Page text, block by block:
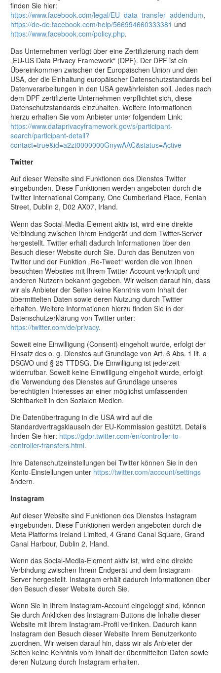
finden Sie hier:
https://www.facebook.com/legal/EU_data_transfer_addendum,
https://de-de.facebook.com/help/566994660333381 und
https://www.facebook.com/policy.php.
Das Unternehmen verfügt über eine Zertifizierung nach dem
„EU-US Data Privacy Framework“ (DPF). Der DPF ist ein
Übereinkommen zwischen der Europäischen Union und den
USA, der die Einhaltung europäischer Datenschutzstandards bei
Datenverarbeitungen in den USA gewährleisten soll. Jedes nach
dem DPF zertifizierte Unternehmen verpflichtet sich, diese
Datenschutzstandards einzuhalten. Weitere Informationen
hierzu erhalten Sie vom Anbieter unter folgendem Link:
https://www.dataprivacyframework.gov/s/participant-
search/participant-detail?
contact=true&id=a2zt0000000GnywAAC&status=Active
Twitter
Auf dieser Website sind Funktionen des Dienstes Twitter
eingebunden. Diese Funktionen werden angeboten durch die
Twitter International Company, One Cumberland Place, Fenian
Street, Dublin 2, D02 AX07, Irland.
Wenn das Social-Media-Element aktiv ist, wird eine direkte
Verbindung zwischen Ihrem Endgerät und dem Twitter-Server
hergestellt. Twitter erhält dadurch Informationen über den
Besuch dieser Website durch Sie. Durch das Benutzen von
Twitter und der Funktion „Re-Tweet“ werden die von Ihnen
besuchten Websites mit Ihrem Twitter-Account verknüpft und
anderen Nutzern bekannt gegeben. Wir weisen darauf hin, dass
wir als Anbieter der Seiten keine Kenntnis vom Inhalt der
übermittelten Daten sowie deren Nutzung durch Twitter
erhalten. Weitere Informationen hierzu finden Sie in der
Datenschutzerklärung von Twitter unter:
https://twitter.com/de/privacy.
Soweit eine Einwilligung (Consent) eingeholt wurde, erfolgt der
Einsatz des o. g. Dienstes auf Grundlage von Art. 6 Abs. 1 lit. a
DSGVO und § 25 TTDSG. Die Einwilligung ist jederzeit
widerrufbar. Soweit keine Einwilligung eingeholt wurde, erfolgt
die Verwendung des Dienstes auf Grundlage unseres
berechtigten Interesses an einer möglichst umfassenden
Sichtbarkeit in den Sozialen Medien.
Die Datenübertragung in die USA wird auf die
Standardvertragsklauseln der EU-Kommission gestützt. Details
finden Sie hier: https://gdpr.twitter.com/en/controller-to-
controller-transfers.html.
Ihre Datenschutzeinstellungen bei Twitter können Sie in den
Konto-Einstellungen unter https://twitter.com/account/settings
ändern.
Instagram
Auf dieser Website sind Funktionen des Dienstes Instagram
eingebunden. Diese Funktionen werden angeboten durch die
Meta Platforms Ireland Limited, 4 Grand Canal Square, Grand
Canal Harbour, Dublin 2, Irland.
Wenn das Social-Media-Element aktiv ist, wird eine direkte
Verbindung zwischen Ihrem Endgerät und dem Instagram-
Server hergestellt. Instagram erhält dadurch Informationen über
den Besuch dieser Website durch Sie.
Wenn Sie in Ihrem Instagram-Account eingeloggt sind, können
Sie durch Anklicken des Instagram-Buttons die Inhalte dieser
Website mit Ihrem Instagram-Profil verlinken. Dadurch kann
Instagram den Besuch dieser Website Ihrem Benutzerkonto
zuordnen. Wir weisen darauf hin, dass wir als Anbieter der
Seiten keine Kenntnis vom Inhalt der übermittelten Daten sowie
deren Nutzung durch Instagram erhalten.